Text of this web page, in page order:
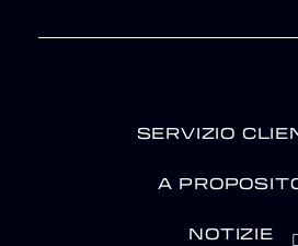
SERVIZIO
A
NOTIZIE